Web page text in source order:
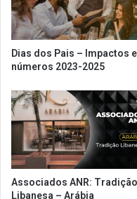
Dias dos Pais – Impactos e
números 2023-2025
Associados ANR: Tradição
Libanesa – Arábia